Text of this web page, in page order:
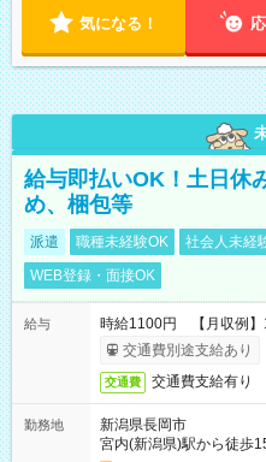
気になる！
給与即払いOK！土日休
め、梱包等
派遣 職種未経験OK 社会人未経
WEB登録・面接OK
給与
時給1100円 【月収例】
交通費別途支給あり
交通費 交通費支給有り
勤務地
新潟県長岡市
宮内(新潟県)駅から徒歩